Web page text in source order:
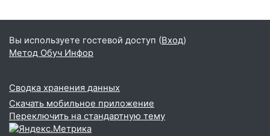
Вы используете гостевой доступ (Вход)
Метод Обуч Инфор
Сводка хранения данных
Скачать мобильное приложение
Переключить на стандартную тему